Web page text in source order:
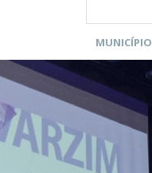
MUNICÍPIO